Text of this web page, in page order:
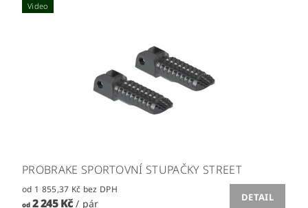
Video
PROBRAKE SPORTOVNÍ STUPAČKY STREET
od 1 855,37 Kč bez DPH
od2 245 Kč/ pár
DETAIL